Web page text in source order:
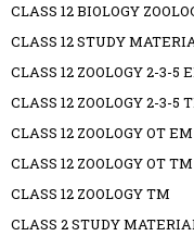
CLASS 12 BIOLOGY
CLASS 12 STUDY
CLASS 12 ZOOLOGY 2-3-5
CLASS 12 ZOOLOGY 2-3-5
CLASS 12 ZOOLOGY OT EM
CLASS 12 ZOOLOGY OT TM
CLASS 12 ZOOLOGY TM
CLASS 2 STUDY